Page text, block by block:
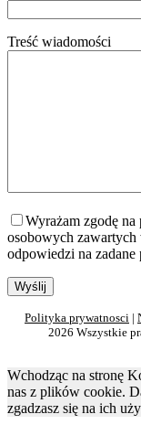
Treść wiadomości
Wyrażam zgodę
osobowych
odpowiedzi na zadane
Polityka prywatnosci |
2026 Wszystkie
Wchodząc na stronę
nas z plików cookie.
zgadzasz się na ich